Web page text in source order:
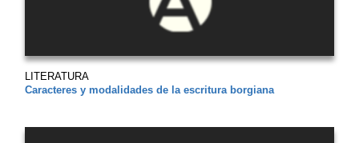
LITERATURA
Caracteres y modalidades de la escritura borgiana